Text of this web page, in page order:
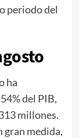
periodo del
ha
del PIB,
millones.
gran medida,